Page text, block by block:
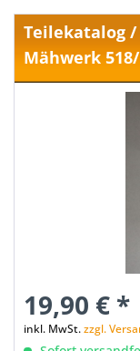
Teilekatalog
Mähwerk
19,90 € *
inkl. MwSt.zzgl.